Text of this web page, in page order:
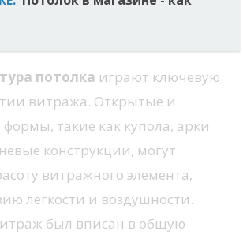
потолка играют ключевую
витража. Открытые и
такие как купола, арки
конструкции, могут
витражного элемента,
легкости и воздушности.
был вписан в общую